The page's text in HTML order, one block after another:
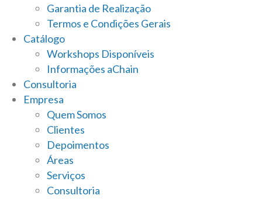
Garantia de Realização
Termos e Condições Gerais
Catálogo
Workshops Disponíveis
Informações aChain
Consultoria
Empresa
Quem Somos
Clientes
Depoimentos
Áreas
Serviços
Consultoria